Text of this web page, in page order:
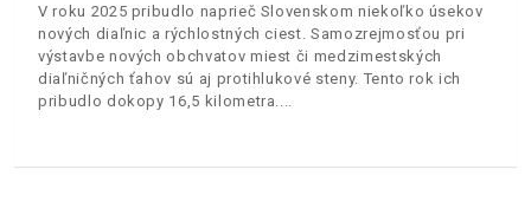
V roku 2025 pribudlo naprieč Slovenskom niekoľko úsekov
nových diaľnic a rýchlostných ciest. Samozrejmosťou pri
výstavbe nových obchvatov miest či medzimestských
diaľničných ťahov sú aj protihlukové steny. Tento rok ich
pribudlo dokopy 16,5 kilometra.